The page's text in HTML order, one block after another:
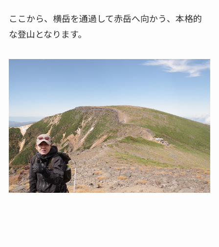
ここから、横岳を通過して赤岳へ向かう、本格的
な登山となります。